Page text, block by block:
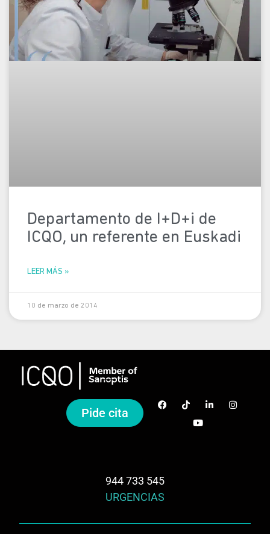
Departamento de I+D+i de
ICQO, un referente en Euskadi
LEER MÁS »
10 de marzo de 2014
Pide cita
944 733 545
URGENCIAS